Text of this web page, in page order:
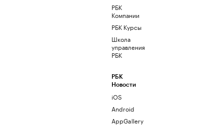
РБК
Компании
РБК Курсы
Школа
управления
РБК
РБК
Новости
iOS
Android
AppGallery